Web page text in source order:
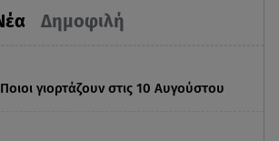
Δημοφιλή
γιορτάζουν στις 10 Αυγούστου